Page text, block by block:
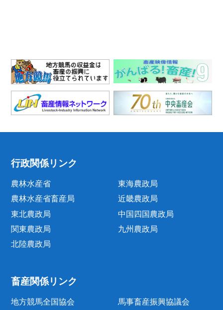
行政関係リンク
農林水産省
農林水産省畜産局
東北農政局
関東農政局
北陸農政局
東海農政局
近畿農政局
中国四国農政局
九州農政局
畜産関係リンク
地方競馬全国協会
馬事畜産振興協議会